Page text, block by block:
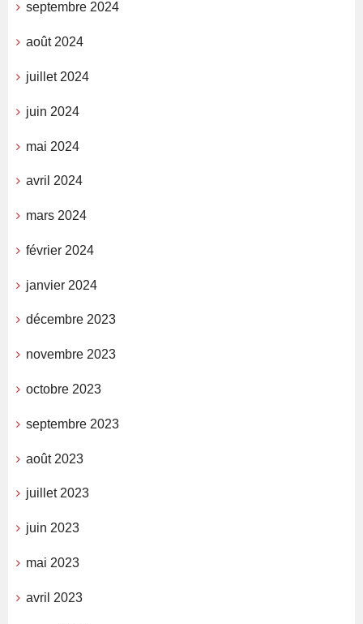
septembre 2024
août 2024
juillet 2024
juin 2024
mai 2024
avril 2024
mars 2024
février 2024
janvier 2024
décembre 2023
novembre 2023
octobre 2023
septembre 2023
août 2023
juillet 2023
juin 2023
mai 2023
avril 2023